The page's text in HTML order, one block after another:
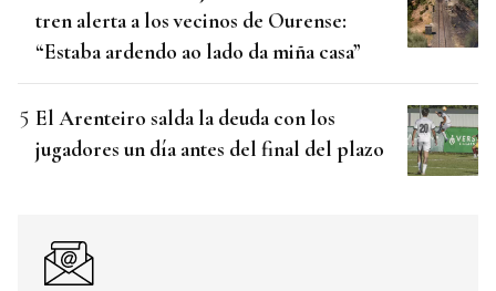
tren alerta a los vecinos de Ourense:
“Estaba ardendo ao lado da miña casa”
El Arenteiro salda la deuda con los
jugadores un día antes del final del plazo